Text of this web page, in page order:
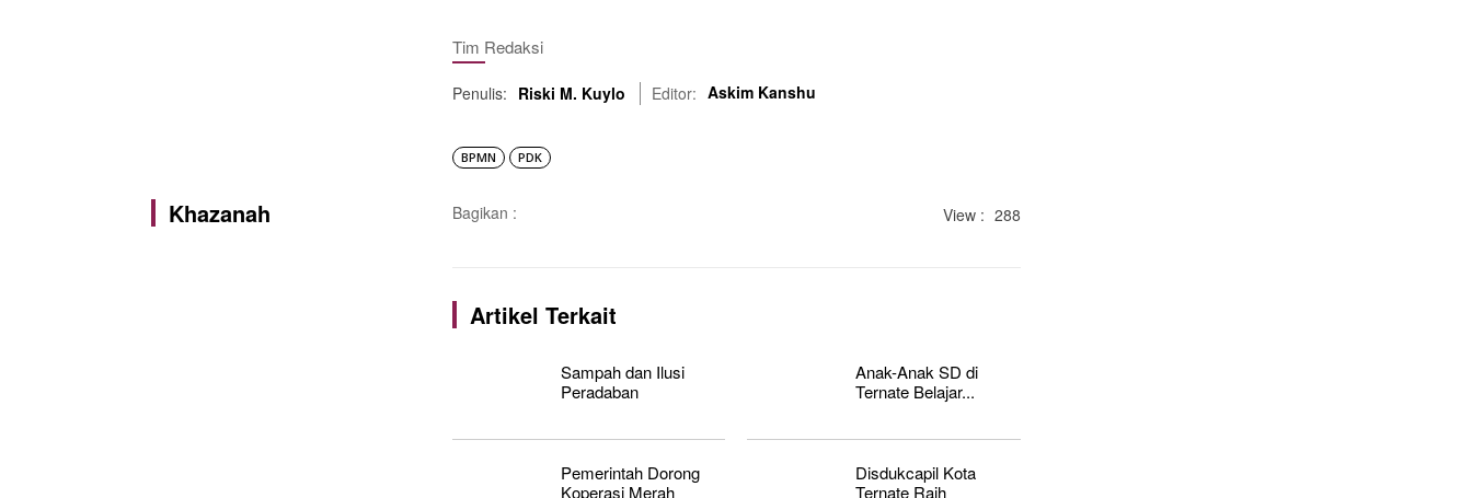
Tim Redaksi
Penulis: Riski M. Kuylo Editor: Askim Kanshu
BPMN PDK
Khazanah Bagikan : View : 288
Artikel Terkait
Sampah dan Ilusi
Peradaban
Anak-Anak SD di
Ternate Belajar...
Pemerintah Dorong
Koperasi Merah
Disdukcapil Kota
Ternate Raih